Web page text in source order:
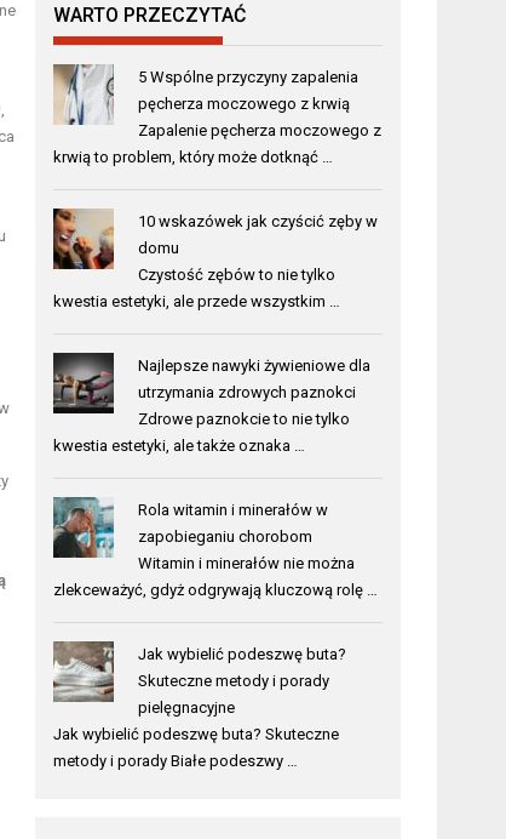
,
WARTO PRZECZYTAĆ
5 Wspólne przyczyny zapalenia
pęcherza moczowego z krwią
Zapalenie pęcherza moczowego z
krwią to problem, który może dotknąć …
10 wskazówek jak czyścić zęby w
domu
Czystość zębów to nie tylko
kwestia estetyki, ale przede wszystkim …
Najlepsze nawyki żywieniowe dla
utrzymania zdrowych paznokci
Zdrowe paznokcie to nie tylko
kwestia estetyki, ale także oznaka …
Rola witamin i minerałów w
zapobieganiu chorobom
Witamin i minerałów nie można
zlekceważyć, gdyż odgrywają kluczową rolę …
Jak wybielić podeszwę buta?
Skuteczne metody i porady
pielęgnacyjne
Jak wybielić podeszwę buta? Skuteczne
metody i porady Białe podeszwy …